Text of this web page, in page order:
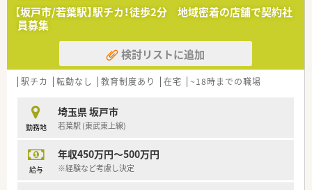
【坂戸市/若葉駅】駅チカ！徒歩2分 地域密着の店舗で契約社
員募集
検討リストに追加
駅チカ 転勤なし 教育制度あり 在宅 ~18時までの職場
勤務地
埼玉県 坂戸市
若葉駅 (東武東上線)
給与
年収450万円～500万円
※経験など考慮し決定